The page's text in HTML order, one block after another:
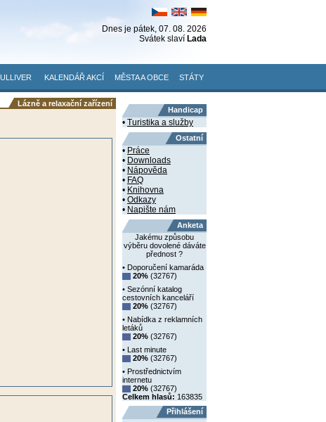
Dnes je pátek, 07. 08. 2026
Svátek slaví Lada
KALENDÁŘ AKCÍ MĚSTA A OBCE STÁTY
Lázně a relaxační zařízení
Handicap
• Turistika a služby
Ostatní
• Práce
• Downloads
• Nápověda
• FAQ
• Knihovna
• Odkazy
• Napište nám
Anketa
Jakému způsobu
výběru dovolené dáváte
přednost ?
• Doporučení kamaráda
20% (32767)
• Sezónní katalog
cestovních kanceláří
20% (32767)
• Nabídka z reklamních
letáků
20% (32767)
• Last minute
20% (32767)
• Prostřednictvím
internetu
20% (32767)
Celkem hlasů: 163835
Přihlášení